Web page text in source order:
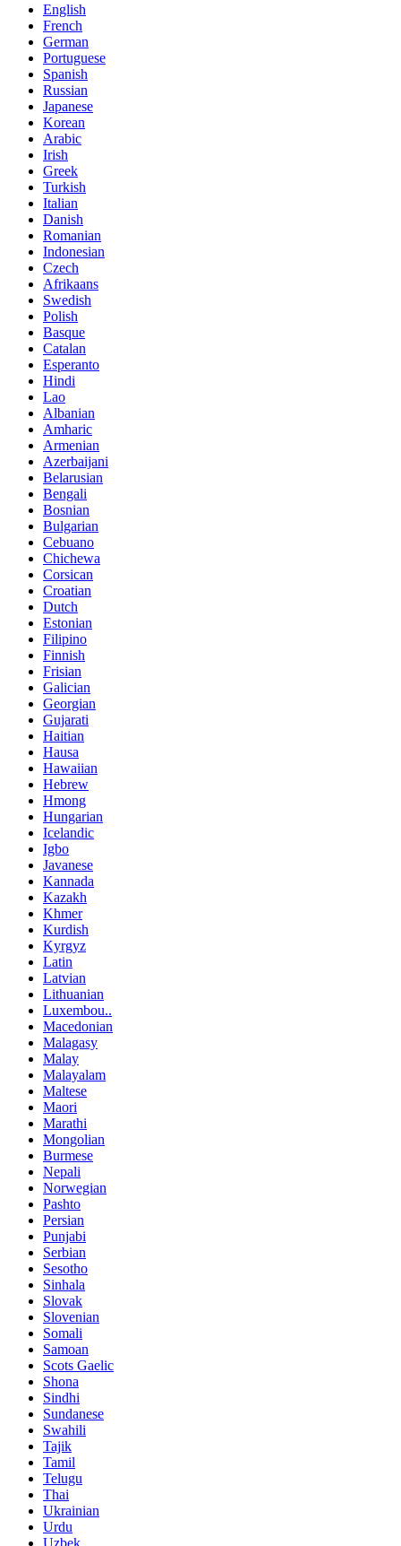
English
French
German
Portuguese
Spanish
Russian
Japanese
Korean
Arabic
Irish
Greek
Turkish
Italian
Danish
Romanian
Indonesian
Czech
Afrikaans
Swedish
Polish
Basque
Catalan
Esperanto
Hindi
Lao
Albanian
Amharic
Armenian
Azerbaijani
Belarusian
Bengali
Bosnian
Bulgarian
Cebuano
Chichewa
Corsican
Croatian
Dutch
Estonian
Filipino
Finnish
Frisian
Galician
Georgian
Gujarati
Haitian
Hausa
Hawaiian
Hebrew
Hmong
Hungarian
Icelandic
Igbo
Javanese
Kannada
Kazakh
Khmer
Kurdish
Kyrgyz
Latin
Latvian
Lithuanian
Luxembou..
Macedonian
Malagasy
Malay
Malayalam
Maltese
Maori
Marathi
Mongolian
Burmese
Nepali
Norwegian
Pashto
Persian
Punjabi
Serbian
Sesotho
Sinhala
Slovak
Slovenian
Somali
Samoan
Scots Gaelic
Shona
Sindhi
Sundanese
Swahili
Tajik
Tamil
Telugu
Thai
Ukrainian
Urdu
Uzbek